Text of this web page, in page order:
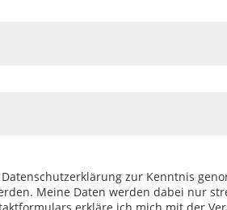
Datenschutzerklärung zur Kenntnis
Meine Daten werden dabei nur